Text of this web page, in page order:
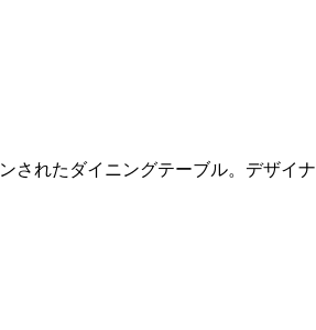
されたダイニングテーブル。デザ